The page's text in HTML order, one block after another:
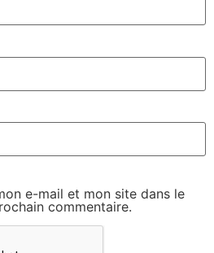
e-mail et mon site dans le
commentaire.